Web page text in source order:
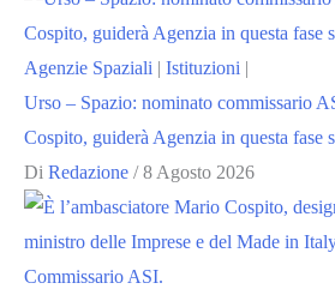
Agenzie Spaziali | Istituzioni |
Urso – Spazio: nominato commissario
Cospito, guiderà Agenzia in questa fase
Di Redazione /8 Agosto 2026